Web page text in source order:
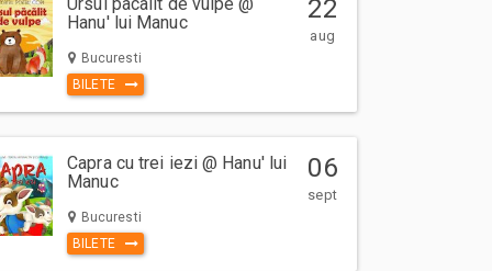
Ursul pacalit de vulpe @
Hanu' lui Manuc
Bucuresti
BILETE
22
aug
Capra cu trei iezi @ Hanu' lui
Manuc
Bucuresti
BILETE
06
sept